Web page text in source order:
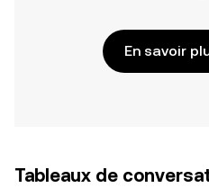
En savoir
Tableaux de